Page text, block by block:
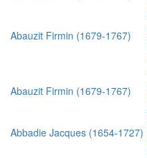
Abauzit Firmin (1679-1767)
Abauzit Firmin (1679-1767)
Abbadie Jacques (1654-1727)